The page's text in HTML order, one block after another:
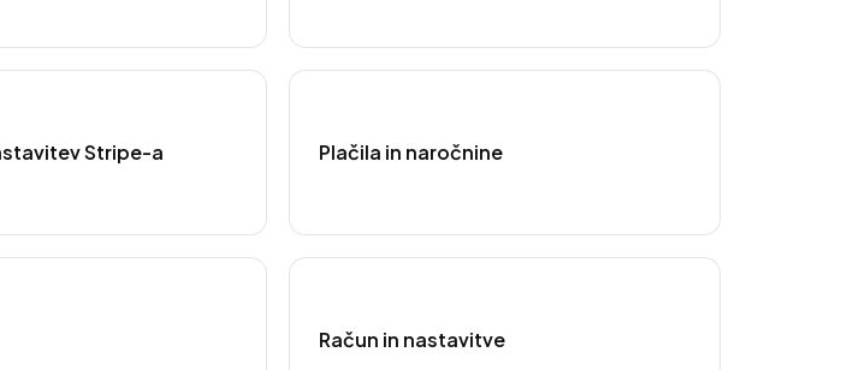
Stripe-a Plačila in naročnine
Račun in nastavitve